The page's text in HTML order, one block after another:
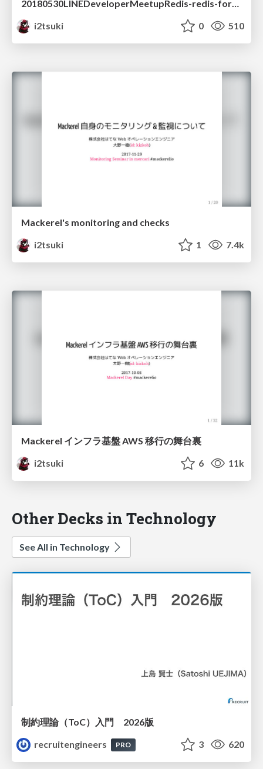
20180530LINEDeveloperMeetupRedis-redis-for-mackerelio
i2tsuki
0 510
Mackerel's monitoring and checks
i2tsuki
1 7.4k
Mackerel インフラ基盤 AWS 移行の舞台裏
i2tsuki
6 11k
Other Decks in Technology
See All in Technology
制約理論（ToC）入門 2026版
recruitengineers
PRO 3 620